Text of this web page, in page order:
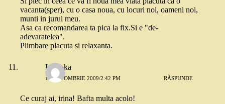
vacanta(sper), cu o casa noua, cu locuri noi, oameni noi,
munti in jurul meu.
Asa ca recomandarea ta pica la fix.Si e "de-
adevaratelea".
Plimbare placuta si relaxanta.
Ionouka
16 OCTOMBRIE 2009/2:42 PM RĂSPUNDE
Ce curaj ai, irina! Bafta multa acolo!